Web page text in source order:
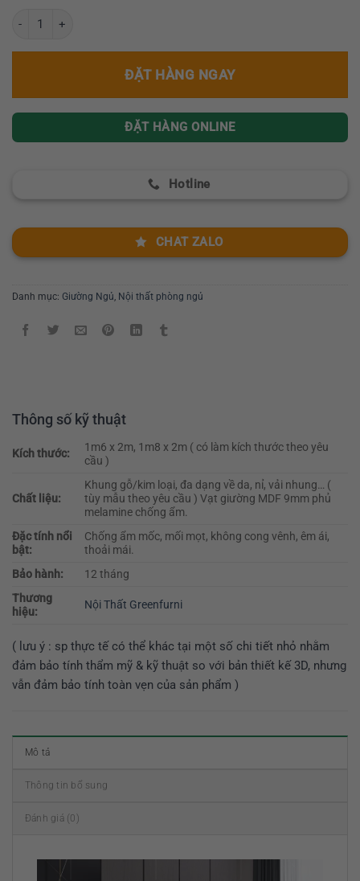
ĐẶT HÀNG NGAY
ĐẶT HÀNG ONLINE
Hotline
CHAT ZALO
Danh mục: Giường Ngủ, Nội thất phòng ngủ
Thông số kỹ thuật
Kích thước:
1m6 x 2m, 1m8 x 2m ( có làm kích thước theo yêu
cầu )
Chất liệu:
Khung gỗ/kim loại, đa dạng về da, nỉ, vải nhung… (
tùy mẫu theo yêu cầu ) Vạt giường MDF 9mm phủ
melamine chống ẩm.
Đặc tính nổi
bật:
Chống ẩm mốc, mối mọt, không cong vênh, êm ái,
thoải mái.
Bảo hành:
12 tháng
Thương
hiệu:
Nội Thất Greenfurni
( lưu ý : sp thực tế có thể khác tại một số chi tiết nhỏ nhằm
đảm bảo tính thẩm mỹ & kỹ thuật so với bản thiết kế 3D, nhưng
vẫn đảm bảo tính toàn vẹn của sản phẩm )
Mô tả
Thông tin bổ sung
Đánh giá (0)